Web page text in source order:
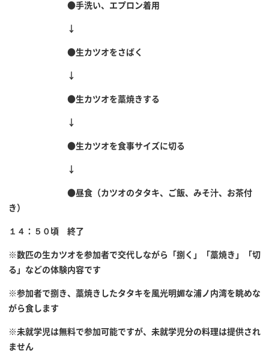
●手洗い、エプロン着用
↓
●生カツオをさばく
↓
●生カツオを藁焼きする
↓
●生カツオを食事サイズに切る
↓
●昼食（カツオのタタキ、ご飯、みそ汁、お茶付
き）
１４：５０頃 終了
※数匹の生カツオを参加者で交代しながら「捌く」「藁焼き」「切
る」などの体験内容です
※参加者で捌き、藁焼きしたタタキを風光明媚な浦ノ内湾を眺めな
がら食します
※未就学児は無料で参加可能ですが、未就学児分の料理は提供され
ません